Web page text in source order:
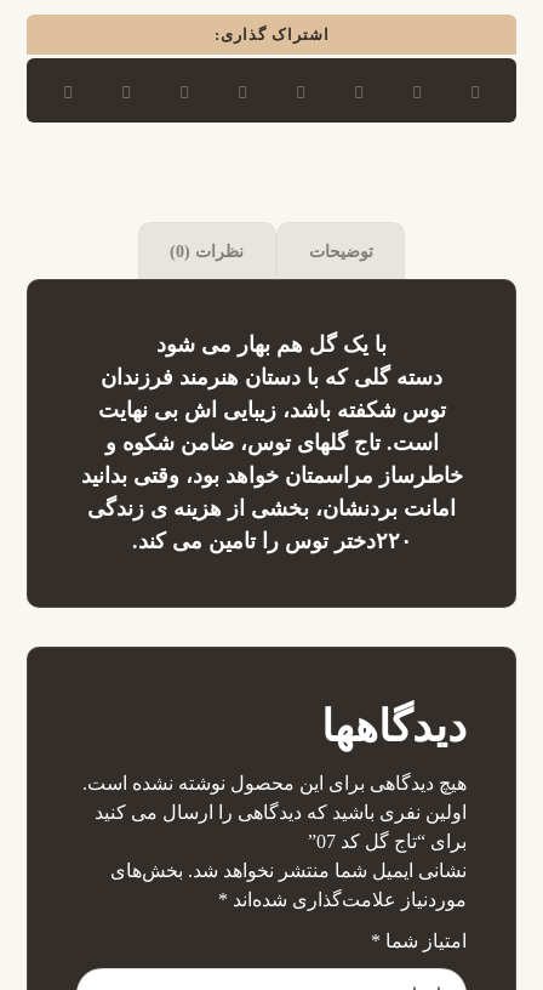
توضیحات نظرات (0)
با یک گل هم بهار می شود
دسته گلی که با دستان هنرمند فرزندان
توس شکفته باشد، زیبایی اش بی نهایت
است. تاج گلهای توس، ضامن شکوه و
خاطرساز مراسمتان خواهد بود، وقتی بدانید
امانت بردنشان، بخشی از هزینه ی زندگی
۲۲۰دختر توس را تامین می کند.
دیدگاهها
هیچ دیدگاهی برای این محصول نوشته نشده است.
اولین نفری باشید که دیدگاهی را ارسال می کنید
برای “تاج گل کد 07”
نشانی ایمیل شما منتشر نخواهد شد. بخش‌های
موردنیاز علامت‌گذاری شده‌اند *
امتیاز شما *